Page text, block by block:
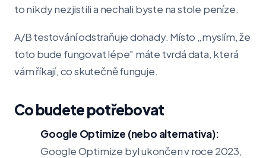
to nikdy nezjistili a nechali byste na stole peníze.
A/B testování odstraňuje dohady. Místo „myslím, že
toto bude fungovat lépe" máte tvrdá data, která
vám říkají, co skutečně funguje.
Co budete potřebovat
Google Optimize (nebo alternativa):
Google Optimize byl ukončen v roce 2023,